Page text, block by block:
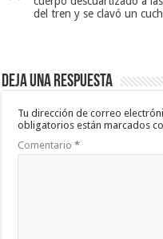
del tren y se clavó un
Deja una respuesta
Tu dirección de correo
obligatorios están marcados
Comentario*